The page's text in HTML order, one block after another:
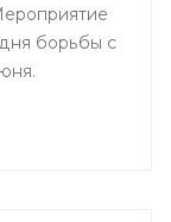
борьбы с